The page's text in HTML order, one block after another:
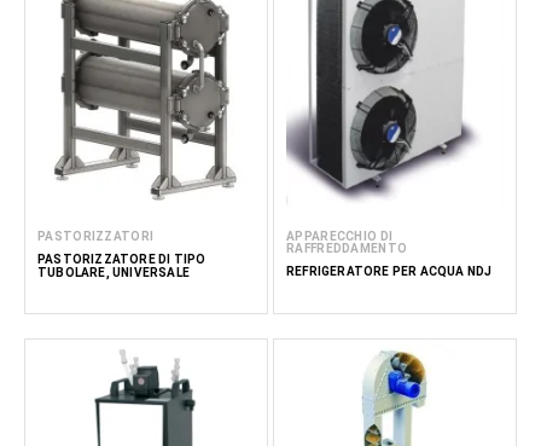
PASTORIZZATORI
PASTORIZZATORE DI TIPO
TUBOLARE, UNIVERSALE
APPARECCHIO DI
RAFFREDDAMENTO
REFRIGERATORE PER ACQUA NDJ